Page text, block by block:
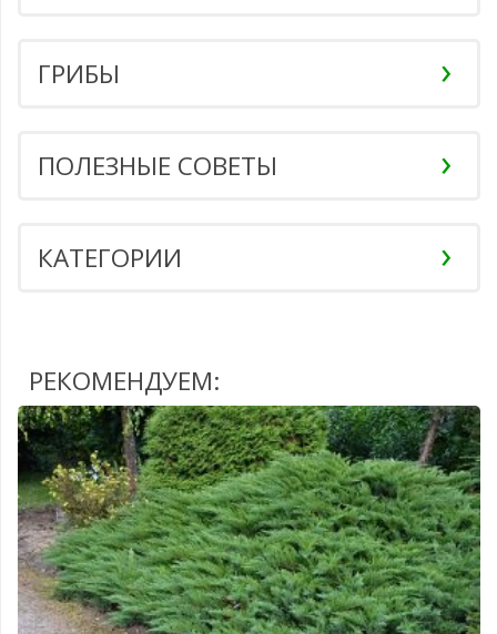
ГРИБЫ
ПОЛЕЗНЫЕ СОВЕТЫ
КАТЕГОРИИ
РЕКОМЕНДУЕМ: